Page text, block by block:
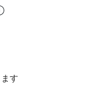
す